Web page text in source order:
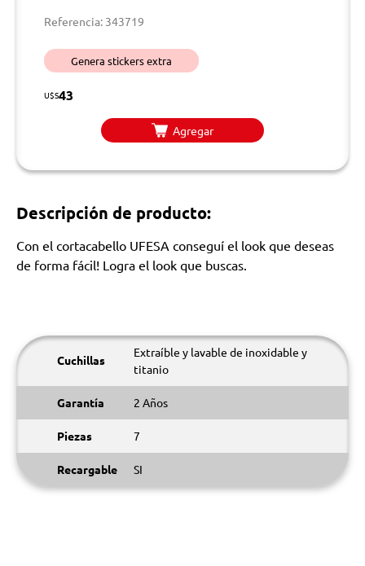
Referencia: 343719
Genera stickers extra
U$S43
Agregar
Descripción de producto:
Con el cortacabello UFESA conseguí el look que deseas
de forma fácil! Logra el look que buscas.
Cuchillas
Extraíble y lavable de inoxidable y
titanio
Garantía 2 Años
Piezas 7
Recargable SI